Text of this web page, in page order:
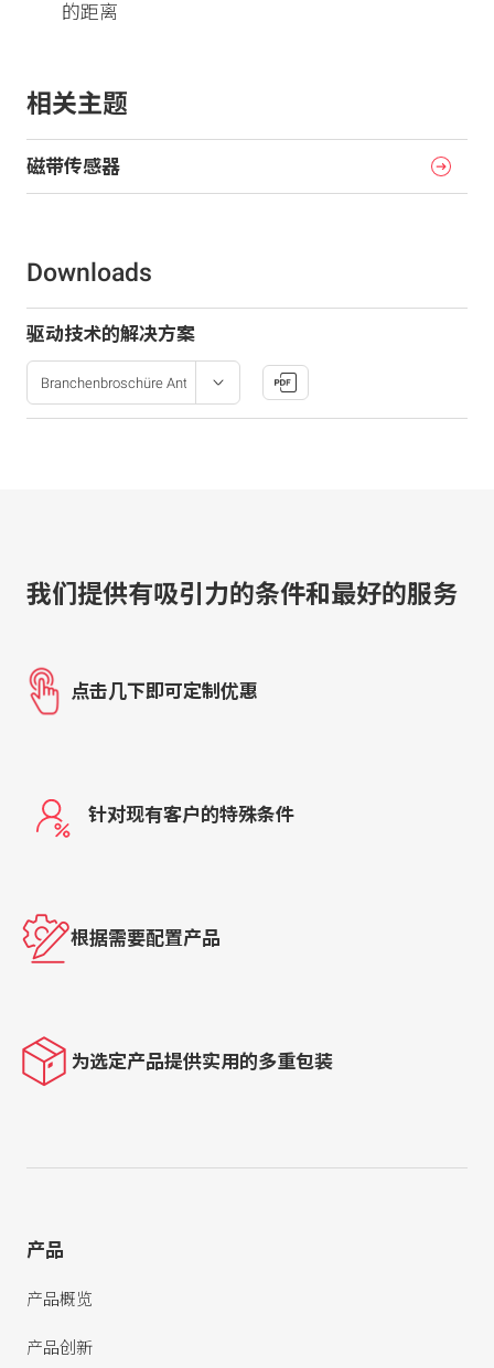
的距离
相关主题
磁带传感器
Downloads
驱动技术的解决方案
我们提供有吸引力的条件和最好的服务
点击几下即可定制优惠
针对现有客户的特殊条件
根据需要配置产品
为选定产品提供实用的多重包装
产品
产品概览
产品创新